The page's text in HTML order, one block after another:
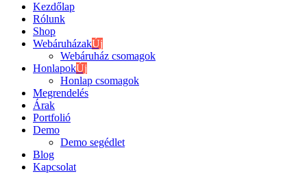
Kezdőlap
Rólunk
Shop
WebáruházakÚj
Webáruház csomagok
HonlapokÚj
Honlap csomagok
Megrendelés
Árak
Portfolió
Demo
Demo segédlet
Blog
Kapcsolat